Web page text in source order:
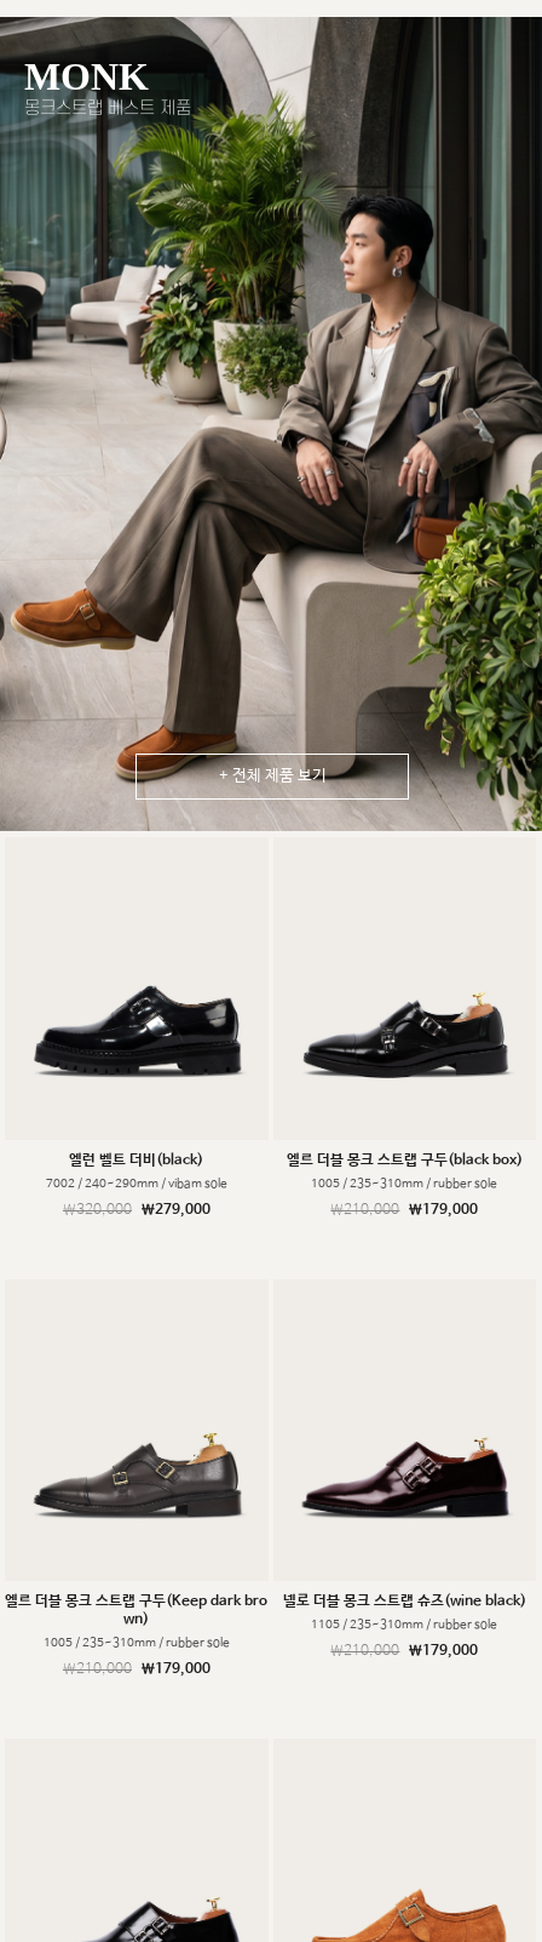
MONK
몽크스트랩 베스트 제품
+ 전체 제품 보기
엘런 벨트 더비(black)
7002 / 240~290mm / vibam sole
￦320,000 ￦279,000
엘르 더블 몽크 스트랩 구두(black box)
1005 / 235~310mm / rubber sole
￦210,000 ￦179,000
엘르 더블 몽크 스트랩 구두(Keep dark bro
wn)
1005 / 235~310mm / rubber sole
￦210,000 ￦179,000
넬로 더블 몽크 스트랩 슈즈(wine black)
1105 / 235~310mm / rubber sole
￦210,000 ￦179,000